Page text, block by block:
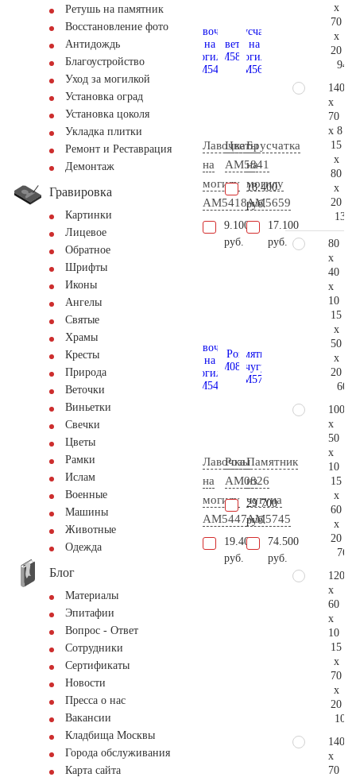
Ретушь на памятник
Восстановление фото
Антидождь
Благоустройство
Уход за могилкой
Установка оград
Установка цоколя
Укладка плитки
Ремонт и Реставрация
Демонтаж
Гравировка
Картинки
Лицевое
Обратное
Шрифты
Иконы
Ангелы
Святые
Храмы
Кресты
Природа
Веточки
Виньетки
Свечки
Цветы
Рамки
Ислам
Военные
Машины
Животные
Одежда
Блог
Материалы
Эпитафии
Вопрос - Ответ
Сотрудники
Сертификаты
Новости
Пресса о нас
Вакансии
Кладбища Москвы
Города обслуживания
Карта сайта
Лавочка
на
могилу
AM5418
9.100
руб.
Цветы
AM5841
18.400
руб.
Брусчатка
на
могилу
AM5659
17.100
руб.
Лавочка
на
могилу
AM5447
19.400
руб.
Розы
AM0826
29.700
руб.
Памятник
из
чугуна
AM5745
74.500
руб.
x
70
x
20
140
x
70
x 8
15
x
80
x
20
80
x
40
x
10
15
x
50
x
20
100
x
50
x
10
15
x
60
x
20
120
x
60
x
10
15
x
70
x
20
140
x
70